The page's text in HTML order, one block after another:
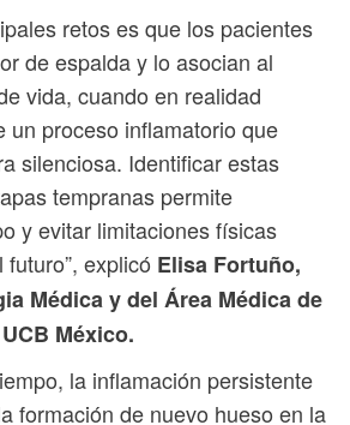
retos es que los pacientes
de espalda y lo asocian al
vida, cuando en realidad
un proceso inflamatorio que
silenciosa. Identificar estas
tempranas permite
y evitar limitaciones físicas
explicó Elisa Fortuño,
Médica y del Área Médica de
México.
la inflamación persistente
formación de nuevo hueso en la